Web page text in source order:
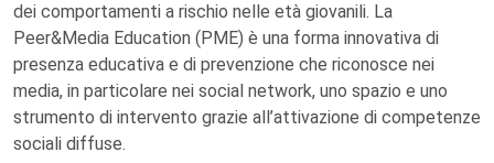
dei comportamenti a rischio nelle età giovanili. La
Peer&Media Education (PME) è una forma innovativa di
presenza educativa e di prevenzione che riconosce nei
media, in particolare nei social network, uno spazio e uno
strumento di intervento grazie all’attivazione di competenze
sociali diffuse.